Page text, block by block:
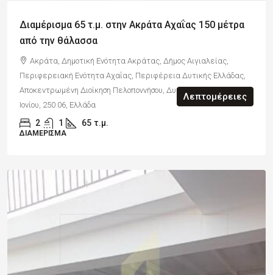
Διαμέρισμα 65 τ.μ. στην Ακράτα Αχαΐας 150 μέτρα
από την θάλασσα
Ακράτα, Δημοτική Ενότητα Ακράτας, Δήμος Αιγιαλείας,
Περιφερειακή Ενότητα Αχαΐας, Περιφέρεια Δυτικής Ελλάδας,
Αποκεντρωμένη Διοίκηση Πελοποννήσου, Δυτικής Ελλάδας και
Ιονίου, 250 06, Ελλάδα
2 1 65 τ.μ.
ΔΙΑΜΈΡΙΣΜΑ
Λεπτομέρειες